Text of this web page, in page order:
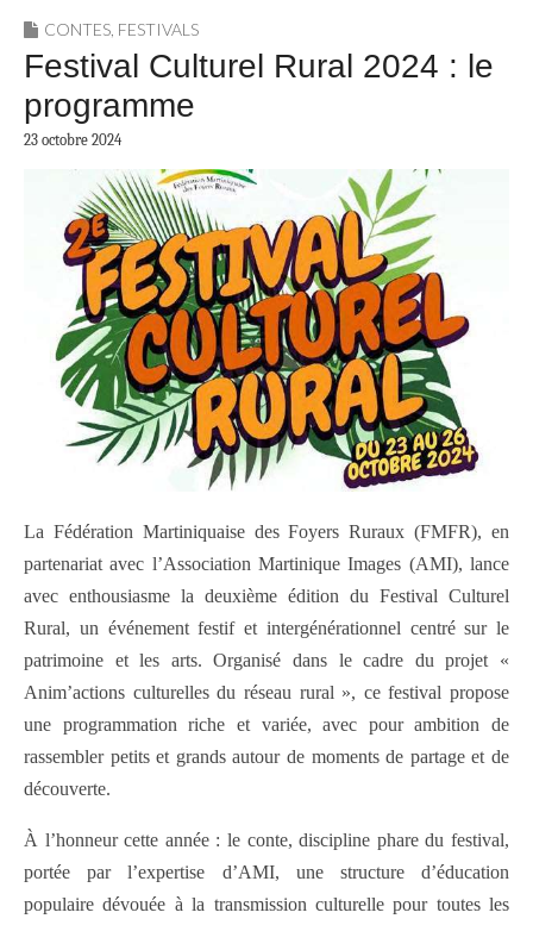
CONTES FESTIVALS
Festival Culturel Rural 2024 : le
programme
23 octobre 2024
La Fédération Martiniquaise des Foyers Ruraux (FMFR), en
partenariat avec l’Association Martinique Images (AMI), lance
avec enthousiasme la deuxième édition du Festival Culturel
Rural, un événement festif et intergénérationnel centré sur le
patrimoine et les arts. Organisé dans le cadre du projet «
Anim’actions culturelles du réseau rural », ce festival propose
une programmation riche et variée, avec pour ambition de
rassembler petits et grands autour de moments de partage et de
découverte.
À l’honneur cette année : le conte, discipline phare du festival,
portée par l’expertise d’AMI, une structure d’éducation
populaire dévouée à la transmission culturelle pour toutes les